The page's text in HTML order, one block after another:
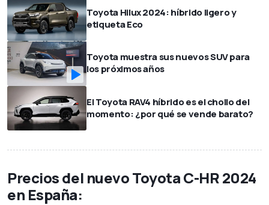
Toyota Hilux 2024: híbrido ligero y
etiqueta Eco
Toyota muestra sus nuevos SUV para
los próximos años
El Toyota RAV4 híbrido es el chollo del
momento: ¿por qué se vende barato?
Precios del nuevo Toyota C-HR 2024
en España: